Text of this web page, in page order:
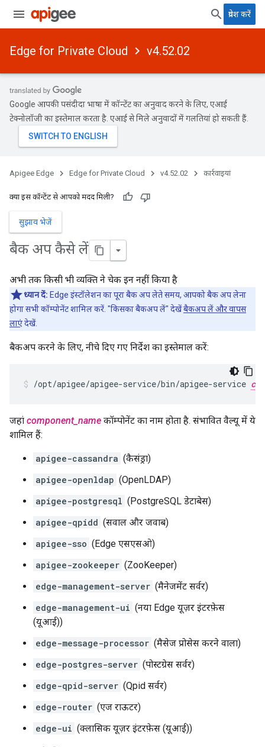
प्रवेश करें
Edge for Private Cloud v4.52.02
Google आपकी पसंदीदा भाषा में कॉन्टेंट का अनुवाद करने के लिए, एआई
टेक्नोलॉजी का इस्तेमाल करता है. एआई से मिले अनुवादों में गलतियां हो सकती हैं.
Apigee Edge Edge for Private Cloud v4.52.02 कार्रवाइयां
क्या इस कॉन्टेंट से आपको मदद मिली?
सुझाव भेजें
बैक अप कैसे लें
अभी तक किसी भी व्यक्ति ने चेक इन नहीं किया है
ध्यान दें: Edge इंस्टॉलेशन का पूरा बैक अप लेते समय, आपको बैक अप लेना
होगा सभी कॉम्पोनेंट शामिल करें. "किसका बैकअप लें" देखेंबैकअप लें और वापस
लाएंदेखें.
बैकअप करने के लिए, नीचे दिए गए निर्देश का इस्तेमाल करें:
/opt/apigee/apigee-service/bin/apigee-service
जहां component_name कॉम्पोनेंट का नाम होता है. संभावित वैल्यू में ये
शामिल हैं:
apigee-cassandra (कैसंड्रा)
apigee-openldap (OpenLDAP)
apigee-postgresql (PostgreSQL डेटाबेस)
apigee-qpidd (सवाल और जवाब)
apigee-sso (Edge एसएसओ)
apigee-zookeeper (ZooKeeper)
edge-management-server (मैनेजमेंट सर्वर)
edge-management-ui (नया Edge यूज़र इंटरफ़ेस
(यूआई))
edge-message-processor (मैसेज प्रोसेस करने वाला)
edge-postgres-server (पोस्टग्रेस सर्वर)
edge-qpid-server (Qpid सर्वर)
edge-router (एज राऊटर)
edge-ui (क्लासिक यूज़र इंटरफ़ेस (यूआई))